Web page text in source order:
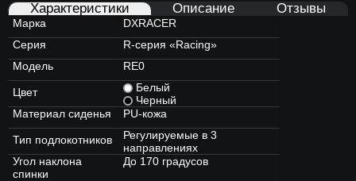
Характеристики Описание Отзывы
Марка
DXRACER
Серия
R-серия «Racing»
Модель
RE0
Цвет
Белый
Черный
Материал сиденья
PU-кожа
Тип подлокотников
Регулируемые в 3
направлениях
Угол наклона
спинки
До 170 градусов